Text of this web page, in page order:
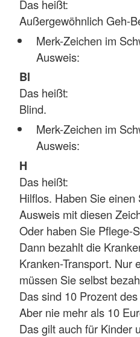
Das heißt:
Außergewöhnlich Geh-
Merk-Zeichen im
Ausweis:
Bl
Das heißt:
Blind.
Merk-Zeichen im
Ausweis:
H
Das heißt:
Hilflos. Haben Sie
Ausweis mit diesen
Oder haben Sie Pflege-
Dann bezahlt die
Kranken-Transport. Nur
müssen Sie selbst
Das sind 10 Prozent
Aber nie mehr als 10
Das gilt auch für Kinder